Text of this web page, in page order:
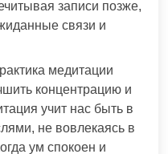
записи позже,
связи и
медитации
концентрацию и
учит нас быть в
не вовлекаясь в
ум спокоен и